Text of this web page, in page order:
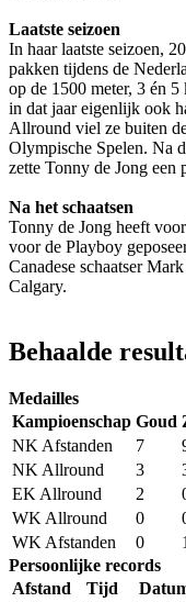
Laatste seizoen
In haar laatste seizoen,
pakken tijdens de
op de 1500 meter, 3 én
in dat jaar eigenlijk ook
Allround viel ze buiten
Olympische Spelen. Na
zette Tonny de Jong een
Na het schaatsen
Tonny de Jong heeft
voor de Playboy
Canadese schaatser
Calgary.
Behaalde
Medailles
Kampioenschap Goud
NK Afstanden
7
NK Allround
3
EK Allround
2
WK Allround
0
WK Afstanden
0 1
Persoonlijke records
Afstand
Tijd